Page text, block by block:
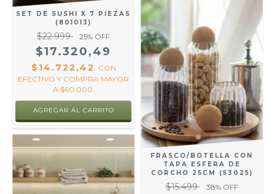
SET DE SUSHI X 7 PIEZAS
(801013)
$22.999 25% OFF
$17.320,49
$14.722,42
CON
EFECTIVO Y COMPRA MAYOR
A $60.000.
FRASCO/BOTELLA CON
TAPA ESFERA DE
CORCHO 25CM (53025)
$15.499 38% OFF